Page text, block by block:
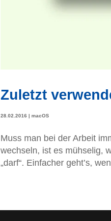
Zuletzt
28.02.2016 | macOS
Muss man bei der Arbeit
wechseln, ist es mühselig,
„darf“. Einfacher geht’s,